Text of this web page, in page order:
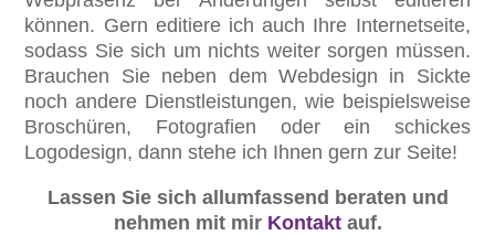
können. Gern editiere ich auch Ihre Internetseite,
sodass Sie sich um nichts weiter sorgen müssen.
Brauchen Sie neben dem Webdesign in Sickte
noch andere Dienstleistungen, wie beispielsweise
Broschüren, Fotografien oder ein schickes
Logodesign, dann stehe ich Ihnen gern zur Seite!
Lassen Sie sich allumfassend beraten und
nehmen mit mir Kontaktauf.